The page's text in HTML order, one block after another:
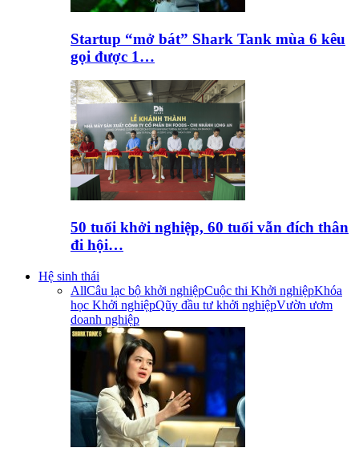
Startup “mở bát” Shark Tank mùa 6 kêu
gọi được 1…
50 tuổi khởi nghiệp, 60 tuổi vẫn đích thân
đi hội…
Hệ sinh thái
AllCâu lạc bộ khởi nghiệpCuộc thi Khởi nghiệpKhóa
học Khởi nghiệpQũy đầu tư khởi nghiệpVườn ươm
doanh nghiệp